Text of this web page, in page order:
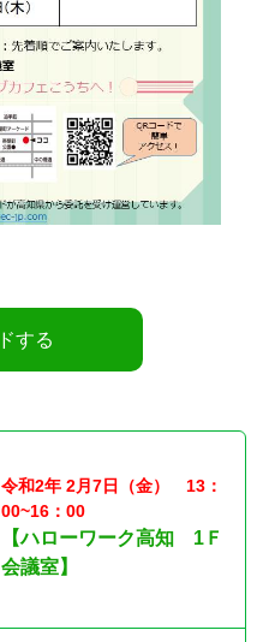
令和2年 2月7日（金） 13：
00~16：00
【ハローワーク高知 1Ｆ
会議室】